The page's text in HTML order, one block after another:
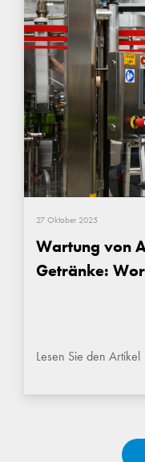
27 Oktober 2025
Wartung von
Getränke:
Lesen Sie den Artikel